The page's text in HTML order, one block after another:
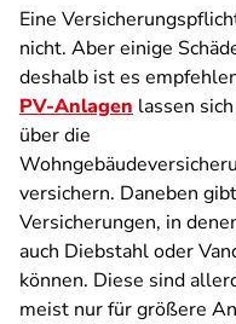
Eine
nicht. Aber einige
deshalb ist es
PV-Anlagen lassen
über die
versichern. Daneben
Versicherungen, in
auch Diebstahl oder
können. Diese sind
meist nur für größere